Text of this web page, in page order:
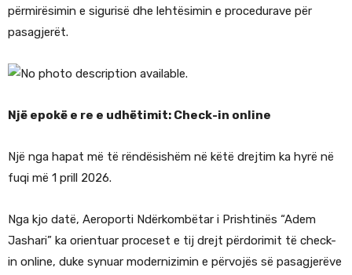
përmirësimin e sigurisë dhe lehtësimin e procedurave për
pasagjerët.
Një epokë e re e udhëtimit: Check-in online
Një nga hapat më të rëndësishëm në këtë drejtim ka hyrë në
fuqi më 1 prill 2026.
Nga kjo datë, Aeroporti Ndërkombëtar i Prishtinës “Adem
Jashari” ka orientuar proceset e tij drejt përdorimit të check-
in online, duke synuar modernizimin e përvojës së pasagjerëve